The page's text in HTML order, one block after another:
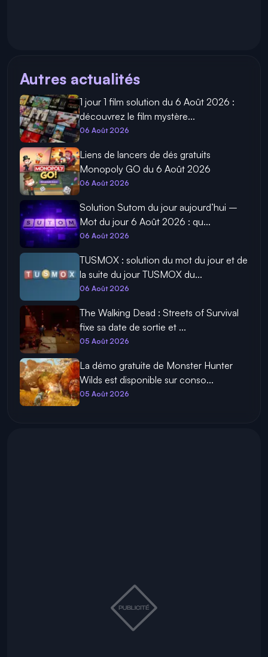
Autres actualités
1 jour 1 film solution du 6 Août 2026 :
découvrez le film mystère...
06 Août 2026
Liens de lancers de dés gratuits
Monopoly GO du 6 Août 2026
06 Août 2026
Solution Sutom du jour aujourd’hui –
Mot du jour 6 Août 2026 : qu...
06 Août 2026
TUSMOX : solution du mot du jour et de
la suite du jour TUSMOX du...
06 Août 2026
The Walking Dead : Streets of Survival
fixe sa date de sortie et ...
05 Août 2026
La démo gratuite de Monster Hunter
Wilds est disponible sur conso...
05 Août 2026